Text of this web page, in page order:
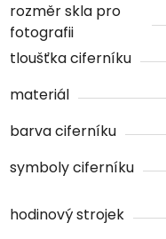
rozměr skla pro
fotografii
tloušťka ciferníku
materiál
barva ciferníku
symboly ciferníku
hodinový strojek